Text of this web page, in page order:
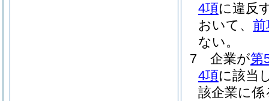
4項に違反
おいて、 前
ない。
7
企業が第
4項に該当
該企業に係